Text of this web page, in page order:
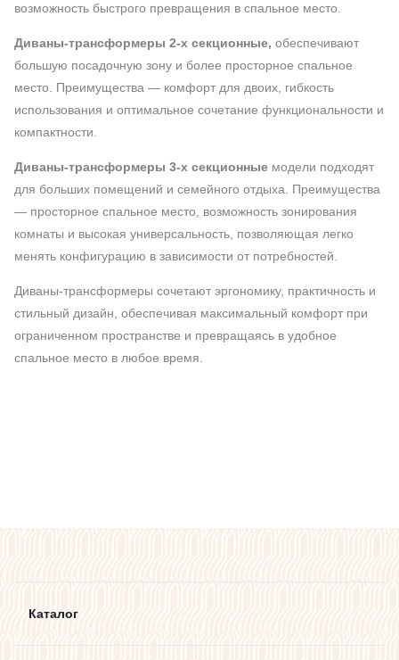
возможность быстрого превращения в спальное место.
Диваны-трансформеры 2-х секционные, обеспечивают
большую посадочную зону и более просторное спальное
место. Преимущества — комфорт для двоих, гибкость
использования и оптимальное сочетание функциональности и
компактности.
Диваны-трансформеры 3-х секционные модели подходят
для больших помещений и семейного отдыха. Преимущества
— просторное спальное место, возможность зонирования
комнаты и высокая универсальность, позволяющая легко
менять конфигурацию в зависимости от потребностей.
Диваны-трансформеры сочетают эргономику, практичность и
стильный дизайн, обеспечивая максимальный комфорт при
ограниченном пространстве и превращаясь в удобное
спальное место в любое время.
Каталог